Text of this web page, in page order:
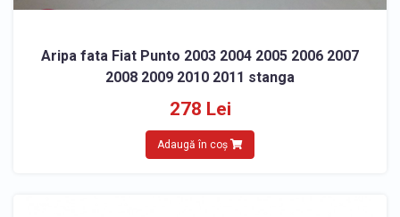
Aripa fata Fiat Punto 2003 2004 2005 2006 2007
2008 2009 2010 2011 stanga
278 Lei
Adaugă în coș